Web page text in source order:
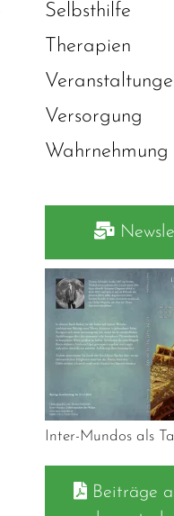
Selbsthilfe
Therapien
Versorgung
Wahrnehmung
Inter-Mundos als
Beiträge